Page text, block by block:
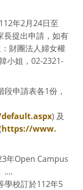
年2月24日至
長提出申請，如有
財團法人婦女權
小姐，02-2321-
申請表各1份，
) 及
https://www.
年Open Campus
....
學校訂於112年5